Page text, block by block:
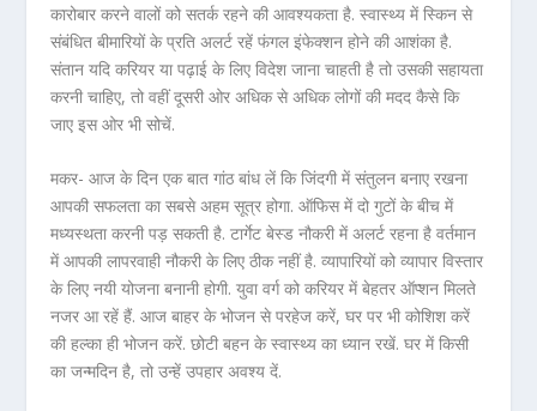
कारोबार करने वालों को सतर्क रहने की आवश्यकता है. स्वास्थ्य में स्किन से
संबंधित बीमारियों के प्रति अलर्ट रहें फंगल इंफेक्शन होने की आशंका है.
संतान यदि करियर या पढ़ाई के लिए विदेश जाना चाहती है तो उसकी सहायता
करनी चाहिए, तो वहीं दूसरी ओर अधिक से अधिक लोगों की मदद कैसे कि
जाए इस ओर भी सोचें.
मकर- आज के दिन एक बात गांठ बांध लें कि जिंदगी में संतुलन बनाए रखना
आपकी सफलता का सबसे अहम सूत्र होगा. ऑफिस में दो गुटों के बीच में
मध्यस्थता करनी पड़ सकती है. टार्गेट बेस्ड नौकरी में अलर्ट रहना है वर्तमान
में आपकी लापरवाही नौकरी के लिए ठीक नहीं है. व्यापारियों को व्यापार विस्तार
के लिए नयी योजना बनानी होगी. युवा वर्ग को करियर में बेहतर ऑप्शन मिलते
नजर आ रहें हैं. आज बाहर के भोजन से परहेज करें, घर पर भी कोशिश करें
की हल्का ही भोजन करें. छोटी बहन के स्वास्थ्य का ध्यान रखें. घर में किसी
का जन्मदिन है, तो उन्हें उपहार अवश्य दें.